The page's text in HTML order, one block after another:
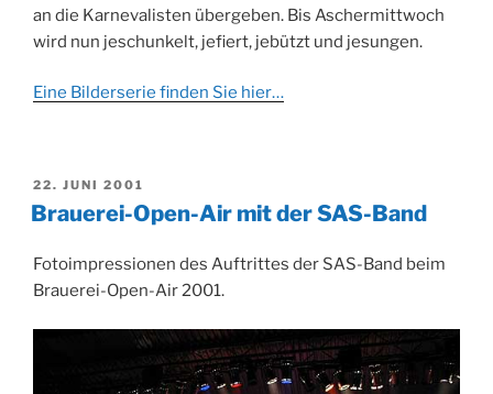
an die Karnevalisten übergeben. Bis Aschermittwoch
wird nun jeschunkelt, jefiert, jebützt und jesungen.
Eine Bilderserie finden Sie hier…
VERÖFFENTLICHT
AM
22. JUNI 2001
Brauerei-Open-Air mit der SAS-Band
Fotoimpressionen des Auftrittes der SAS-Band beim
Brauerei-Open-Air 2001.